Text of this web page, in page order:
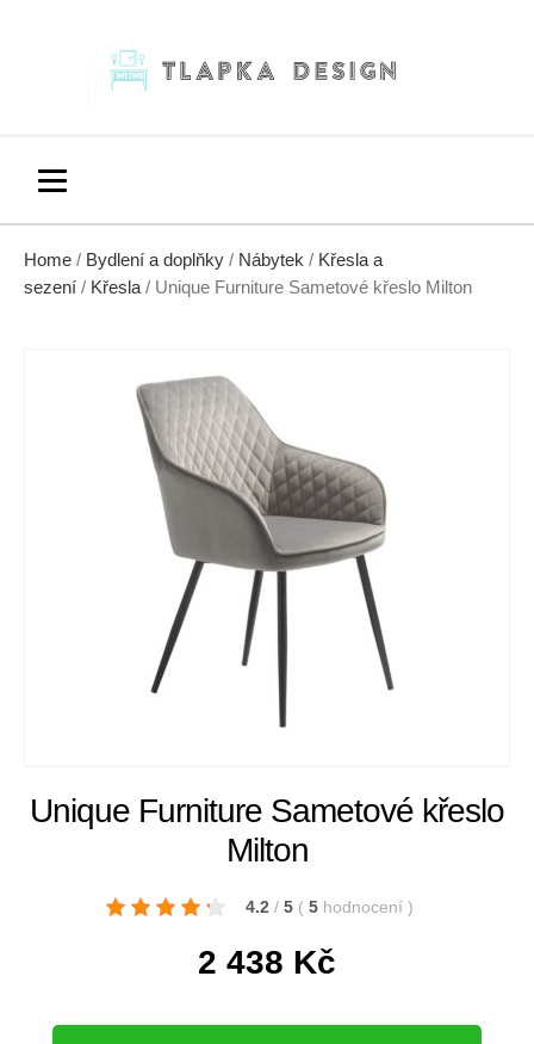
Home / Bydlení a doplňky / Nábytek / Křesla a
sezení / Křesla / Unique Furniture Sametové křeslo Milton
Unique Furniture Sametové křeslo
Milton
4.2 / 5 ( 5 hodnocení )
2 438 Kč